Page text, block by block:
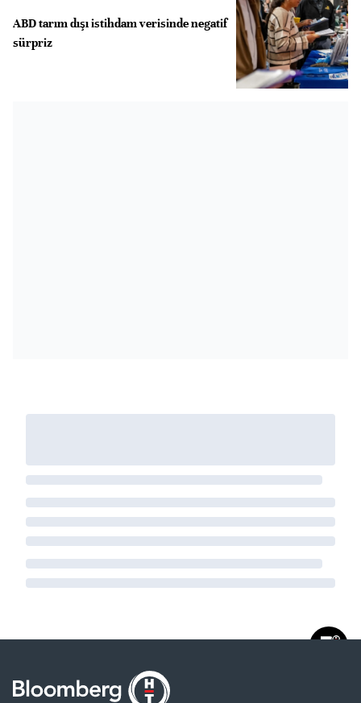
ABD tarım dışı istihdam verisinde negatif
sürpriz